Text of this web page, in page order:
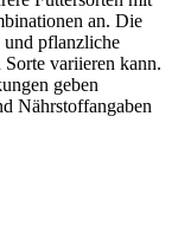
an. Die
pflanzliche
Sorte variieren kann.
geben
Nährstoffangaben